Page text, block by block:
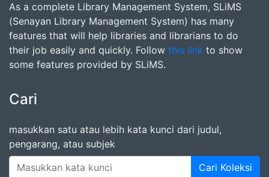
As a complete Library Management System, SLiMS
(Senayan Library Management System) has many
features that will help libraries and librarians to do
their job easily and quickly. Follow this link to show
some features provided by SLiMS.
Cari
masukkan satu atau lebih kata kunci dari judul,
pengarang, atau subjek
Cari Koleksi